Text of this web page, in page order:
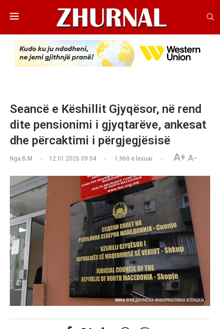
Seancë e Këshillit Gjyqësor, në rend
dite pensionimi i gjyqtarëve, ankesat
dhe përcaktimi i përgjegjësisë
Nga B.M 12.01.2026 09:04 1,960 e lexuar A+ A-